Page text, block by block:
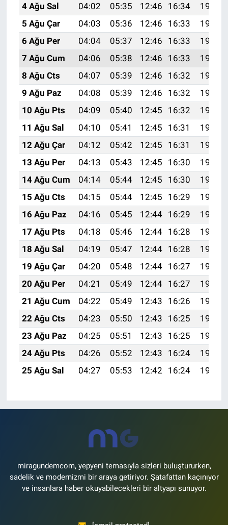
4 Ağu Sal
04:02 05:35 12:46 16:34
19:47
5 Ağu Çar
04:03 05:36 12:46 16:33
19:46
6 Ağu Per
04:04 05:37 12:46 16:33
19:45
7 Ağu Cum
04:06 05:38 12:46 16:33
19:44
8 Ağu Cts
04:07 05:39 12:46 16:32
19:43
9 Ağu Paz
04:08 05:39 12:46 16:32
19:42
10 Ağu Pts
04:09 05:40 12:45 16:32
19:41
11 Ağu Sal
04:10 05:41 12:45 16:31
19:40
12 Ağu Çar
04:12 05:42 12:45 16:31
19:38
13 Ağu Per
04:13 05:43 12:45 16:30
19:37
14 Ağu Cum
04:14 05:44 12:45 16:30
19:36
15 Ağu Cts
04:15 05:44 12:45 16:29
19:35
16 Ağu Paz
04:16 05:45 12:44 16:29
19:34
17 Ağu Pts
04:18 05:46 12:44 16:28
19:32
18 Ağu Sal
04:19 05:47 12:44 16:28
19:31
19 Ağu Çar
04:20 05:48 12:44 16:27
19:30
20 Ağu Per
04:21 05:49 12:44 16:27
19:28
21 Ağu Cum
04:22 05:49 12:43 16:26
19:27
22 Ağu Cts
04:23 05:50 12:43 16:25
19:26
23 Ağu Paz
04:25 05:51 12:43 16:25
19:25
24 Ağu Pts
04:26 05:52 12:43 16:24
19:23
25 Ağu Sal
04:27 05:53 12:42 16:24 19:22
miragundemcom, yepyeni temasıyla sizleri buluştururken,
sadelik ve modernizmi bir araya getiriyor. Şatafattan kaçınıyor
ve insanlara haber okuyabilecekleri bir altyapı sunuyor.